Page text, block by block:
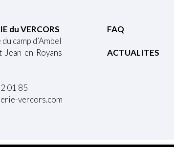
du VERCORS
camp d’Ambel
Jean-en-Royans
01 85
vercors.com
FAQ
ACTUALITES